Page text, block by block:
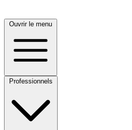
Ouvrir le menu
Professionnels